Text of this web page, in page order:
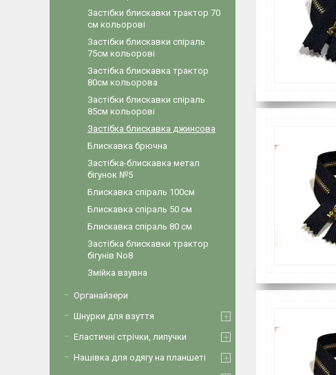
Застібки блискавки трактор 70
см кольорові
Застібки блискавки спіраль
75см кольорові
Застібка блискавка трактор
80см кольорова
Застібки блискавки спіраль
85см кольорові
Застібка блискавка джинсова
Блискавка брючна
Застібка-блискавка метал
бігунок №5
Блискавка спіраль 100см
Блискавка спіраль 50 см
Блискавка спіраль 80 см
Застібка блискавки трактор
бігунів No8
Змійка взувна
Органайзери
Шнурки для взуття
Еластичні стрічки, липучки
Нашівка для одягу на планшеті